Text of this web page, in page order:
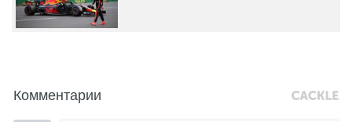
Комментарии